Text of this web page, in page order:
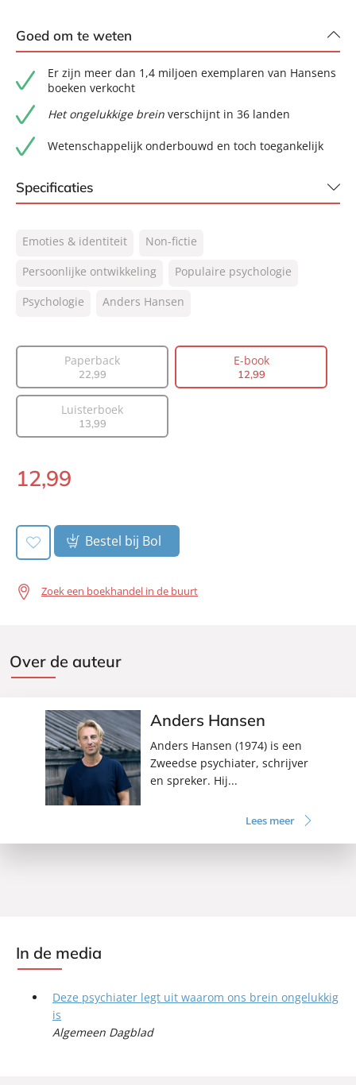
Goed om te weten
Er zijn meer dan 1,4 miljoen exemplaren van Hansens
boeken verkocht
Het ongelukkige brein verschijnt in 36 landen
Wetenschappelijk onderbouwd en toch toegankelijk
Specificaties
NUR:
770
Type:
E-book
Auteur(s):
Aantal pagina's:
Uitgever:
Lev.
Verschijningsdatum:
Emoties & identiteit
Non-fictie
Persoonlijke ontwikkeling
Populaire psychologie
Psychologie
Anders Hansen
Paperback
22,99
E-book
12,99
Luisterboek
13,99
E-
12,99
Bestel bij Bol
Zoek een boekhandel in de buurt
Over de auteur
Anders Hansen
Anders Hansen (1974) is een
Zweedse psychiater, schrijver
en spreker. Hij...
Lees meer
In de media
Deze psychiater legt uit waarom ons brein ongelukkig
is
Algemeen Dagblad